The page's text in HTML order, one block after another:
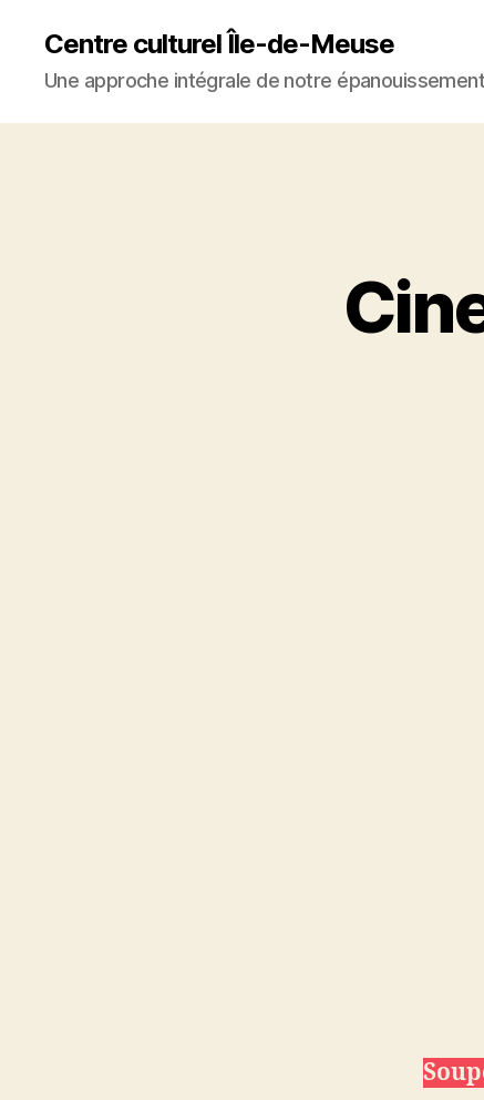
Centre culturel Île-de-Meuse
Une approche intégrale de notre